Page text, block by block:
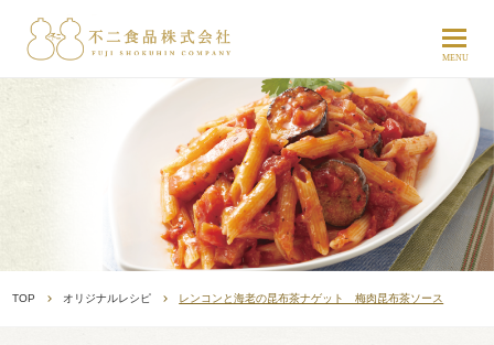
TOP オリジナルレシピ レンコンと海老の昆布茶ナゲット 梅肉昆布茶ソース